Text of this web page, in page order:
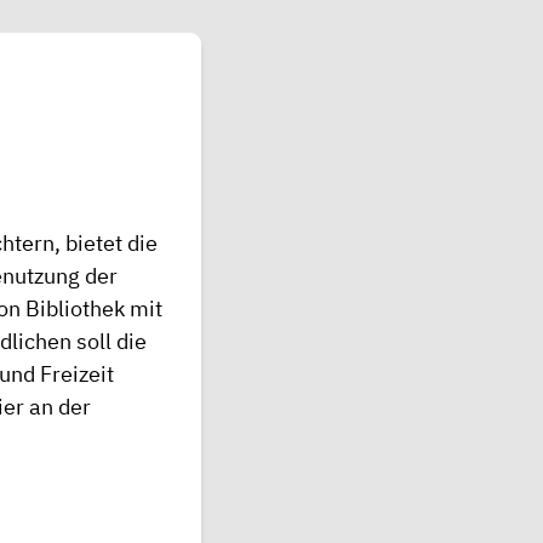
bietet die
der
Bibliothek mit
soll die
Freizeit
an der